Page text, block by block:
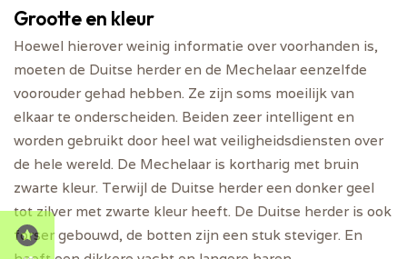
Grootte en kleur
Hoewel hierover weinig informatie over voorhanden is,
moeten de Duitse herder en de Mechelaar eenzelfde
voorouder gehad hebben. Ze zijn soms moeilijk van
elkaar te onderscheiden. Beiden zeer intelligent en
worden gebruikt door heel wat veiligheidsdiensten over
de hele wereld. De Mechelaar is kortharig met bruin
zwarte kleur. Terwijl de Duitse herder een donker geel
tot zilver met zwarte kleur heeft. De Duitse herder is ook
forser gebouwd, de botten zijn een stuk steviger. En